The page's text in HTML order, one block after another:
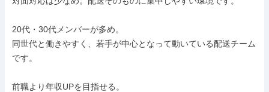
20代・30代メンバーが多め。
同世代と働きやすく、若手が中心となって動いている配送チーム
です。
前職より年収UPを目指せる。